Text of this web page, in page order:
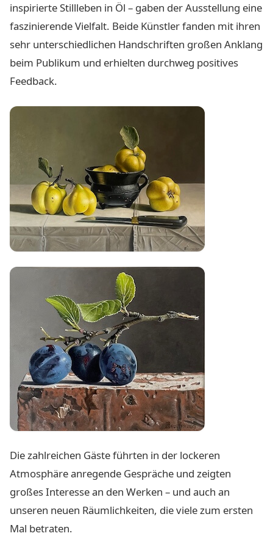
inspirierte Stillleben in Öl – gaben der Ausstellung eine
faszinierende Vielfalt. Beide Künstler fanden mit ihren
sehr unterschiedlichen Handschriften großen Anklang
beim Publikum und erhielten durchweg positives
Feedback.
Die zahlreichen Gäste führten in der lockeren
Atmosphäre anregende Gespräche und zeigten
großes Interesse an den Werken – und auch an
unseren neuen Räumlichkeiten, die viele zum ersten
Mal betraten.